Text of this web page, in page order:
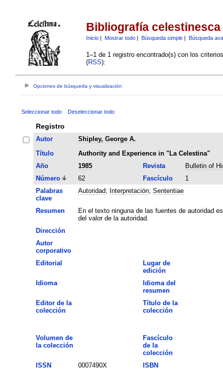
Bibliografía celestinesca
Inicio| Mostrar todo| Búsqueda simple| Búsqueda
1–1 de 1 registro encontrado(s) con los
(RSS):
Opciones de búsqueda y visualización
Seleccionar todo Deseleccionar todo
Registro
Autor
Shipley, George A.
Título
Authority and Experience in "La Celestina"
Año
1985 Revista
Bulletin of
Número
62 Fascículo
1
Palabras
clave
Autoridad; Interpretación; Sententiae
Resumen
En el texto ninguna de las fuentes de autoridad
del valor de la autoridad.
Dirección
Autor
corporativo
Editorial
Lugar de
edición
Idioma
Idioma del
resumen
Editor de la
colección
Título de la
colección
Volumen de
la colección
Fascículo
de la
colección
ISSN
0007490X
ISBN